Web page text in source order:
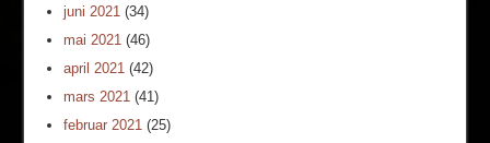
juni 2021 (34)
mai 2021 (46)
april 2021 (42)
mars 2021 (41)
februar 2021 (25)